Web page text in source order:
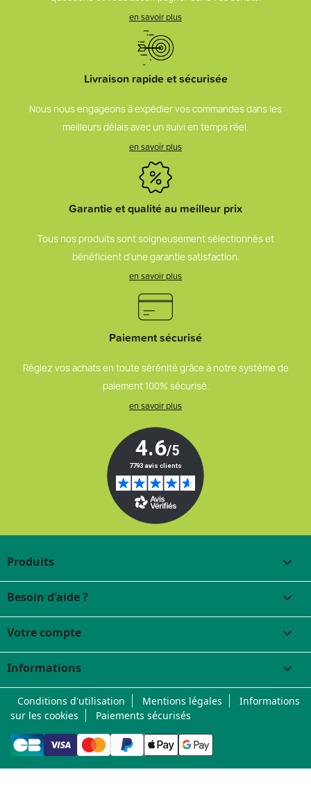
en savoir plus
Livraison rapide et sécurisée
Nous nous engageons à expédier vos commandes dans les
meilleurs délais avec un suivi en temps réel.
en savoir plus
Garantie et qualité au meilleur prix
Tous nos produits sont soigneusement sélectionnés et
bénéficient d’une garantie satisfaction.
en savoir plus
Paiement sécurisé
Réglez vos achats en toute sérénité grâce à notre système de
paiement 100% sécurisé.
en savoir plus
Produits 
Besoin d'aide ? 
Votre compte 
Informations keyboard_arrow_down
Conditions d'utilisation Mentions légales
Informations
sur les cookies
Paiements sécurisés